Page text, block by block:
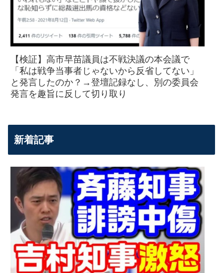
【検証】高市早苗議員は不戦決議の本会議で
「私は戦争当事者じゃないから反省してない」
と発言したのか？→登壇記録なし、別の委員会
発言を趣旨に反して切り取り
新着記事